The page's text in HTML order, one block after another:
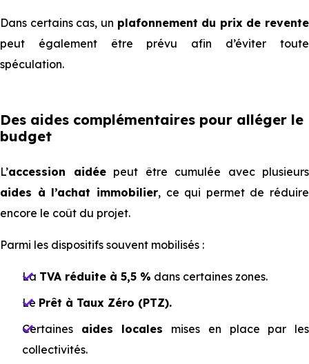
Dans certains cas, un plafonnement du prix de revente
peut également être prévu afin d’éviter toute
spéculation.
Des aides complémentaires pour alléger le
budget
L’accession aidéepeut être cumulée avec plusieurs
aides à l’achat immobilier, ce qui permet de réduire
encore le coût du projet.
Parmi les dispositifs souvent mobilisés :
La TVA réduite à 5,5 % dans certaines zones.
Le Prêt à Taux Zéro (PTZ).
Certaines aides locales mises en place par les
collectivités.